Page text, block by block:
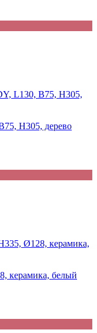
H305, дерево
керамика, белый